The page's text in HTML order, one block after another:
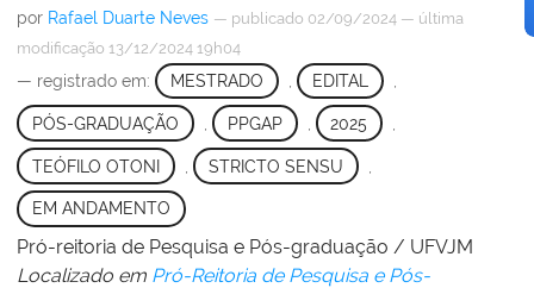
por Rafael Duarte Neves — publicado 02/09/2024 — última
modificação 13/12/2024 19h04
— registrado em: MESTRADO EDITAL
PÓS-GRADUAÇÃO PPGAP 2025
TEÓFILO OTONI STRICTO SENSU
EM ANDAMENTO
Pró-reitoria de Pesquisa e Pós-graduação / UFVJM
Localizado em Pró-Reitoria de Pesquisa e Pós-